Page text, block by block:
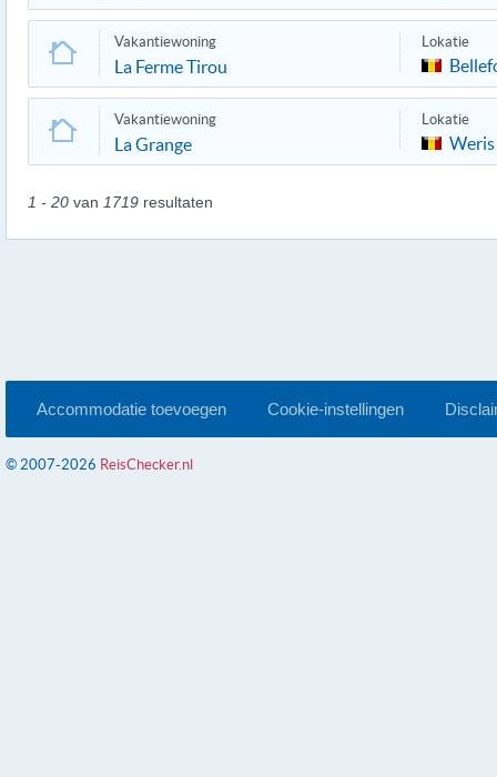
Vakantiewoning
La Ferme Tirou
Lokatie
Vakantiewoning
La Grange
Lokatie
Weris
1 - 20 van 1719 resultaten
Accommodatie toevoegen Cookie-instellingen
© 2007-2026 ReisChecker.nl